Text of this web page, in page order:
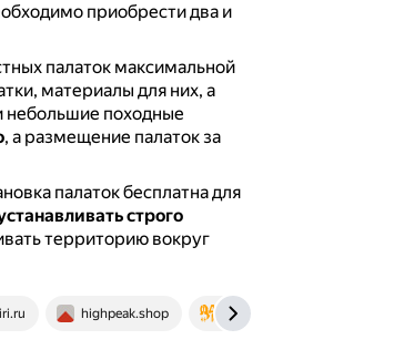
приобрести два и
палаток максимальной
материалы для них, а
небольшие походные
, а размещение палаток за
палаток бесплатна для
строго
территорию вокруг
highpeak.shop mintmusic.ru